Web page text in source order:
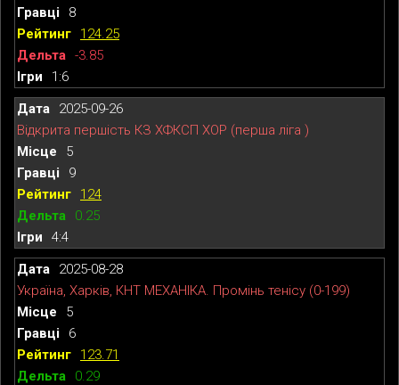
8
124.25
-3.85
1:6
2025-09-26
Відкрита першість КЗ ХФКСП ХОР (перша ліга )
5
9
124
0.25
4:4
2025-08-28
Україна, Харків, КНТ МЕХАНІКА. Промінь тенісу (0-199)
5
6
123.71
0.29